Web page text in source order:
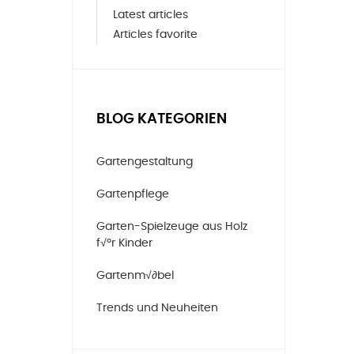
Latest articles
Articles favorite
BLOG KATEGORIEN
Gartengestaltung
Gartenpflege
Garten-Spielzeuge aus Holz
f√ºr Kinder
Gartenm√∂bel
Trends und Neuheiten